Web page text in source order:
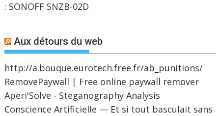
: SONOFF SNZB-02D
Aux détours du web
http://a.bouque.eurotech.free.fr/ab_punitions/
RemovePaywall | Free online paywall remover
Aperi'Solve - Steganography Analysis
Conscience Artificielle — Et si tout basculait sans